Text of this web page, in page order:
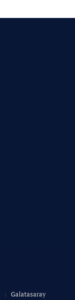
Galatasaray